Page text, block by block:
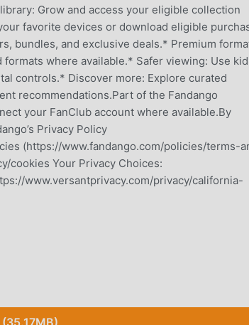
Grow and access your eligible collection
favorite devices or download eligible
bundles, and exclusive deals.* Premium
where available.* Safer viewing: Use
controls.* Discover more: Explore curated
recommendations.Part of the Fandango
your FanClub account where available.By
Privacy Policy
(https://www.fandango.com/policies/terms-
cookies Your Privacy Choices:
www.versantprivacy.com/privacy/california-
olarak, tüm dünyada entertainment seven
son sürümünü ücretsiz olarak sunmakla kalmaz,
yardımcı olmak için Free modlarını